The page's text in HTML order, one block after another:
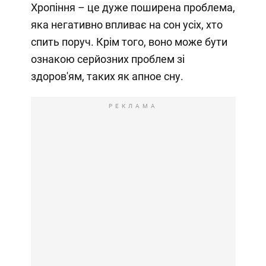
Хропіння – це дуже поширена проблема,
яка негативно впливає на сон усіх, хто
спить поруч. Крім того, воно може бути
ознакою серйозних проблем зі
здоров'ям, таких як апное сну.
РЕКЛАМА